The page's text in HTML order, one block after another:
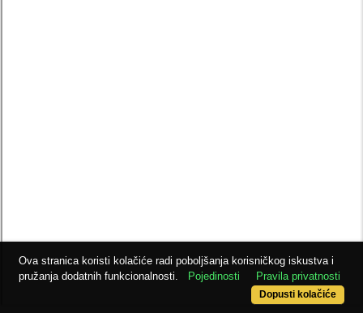
Ova stranica koristi kolačiće radi poboljšanja korisničkog iskustva i
pružanja dodatnih funkcionalnosti.
Pojedinosti Pravila privatnosti
Dopusti kolačiće